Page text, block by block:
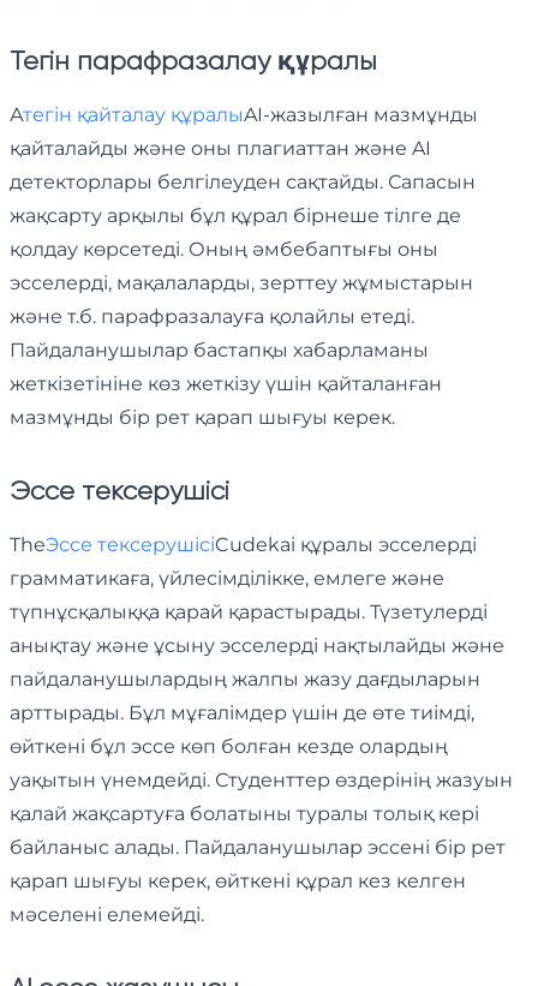
Тегін парафразалау құралы
Атегін қайталау құралыAI-жазылған мазмұнды
қайталайды және оны плагиаттан және AI
детекторлары белгілеуден сақтайды. Сапасын
жақсарту арқылы бұл құрал бірнеше тілге де
қолдау көрсетеді. Оның әмбебаптығы оны
эсселерді, мақалаларды, зерттеу жұмыстарын
және т.б. парафразалауға қолайлы етеді.
Пайдаланушылар бастапқы хабарламаны
жеткізетініне көз жеткізу үшін қайталанған
мазмұнды бір рет қарап шығуы керек.
Эссе тексерушісі
TheЭссе тексерушісіCudekai құралы эсселерді
грамматикаға, үйлесімділікке, емлеге және
түпнұсқалыққа қарай қарастырады. Түзетулерді
анықтау және ұсыну эсселерді нақтылайды және
пайдаланушылардың жалпы жазу дағдыларын
арттырады. Бұл мұғалімдер үшін де өте тиімді,
өйткені бұл эссе көп болған кезде олардың
уақытын үнемдейді. Студенттер өздерінің жазуын
қалай жақсартуға болатыны туралы толық кері
байланыс алады. Пайдаланушылар эссені бір рет
қарап шығуы керек, өйткені құрал кез келген
мәселені елемейді.